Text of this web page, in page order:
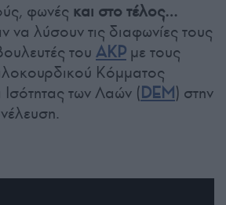
φωνές και στο τέλος…
να λύσουν τις διαφωνίες τους
του ΑΚΡ με τους
Κόμματος
των Λαών (DEM) στην